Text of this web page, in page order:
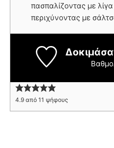
πασπαλίζοντας με
περιχύνοντας με
4.9 από 11 ψήφους